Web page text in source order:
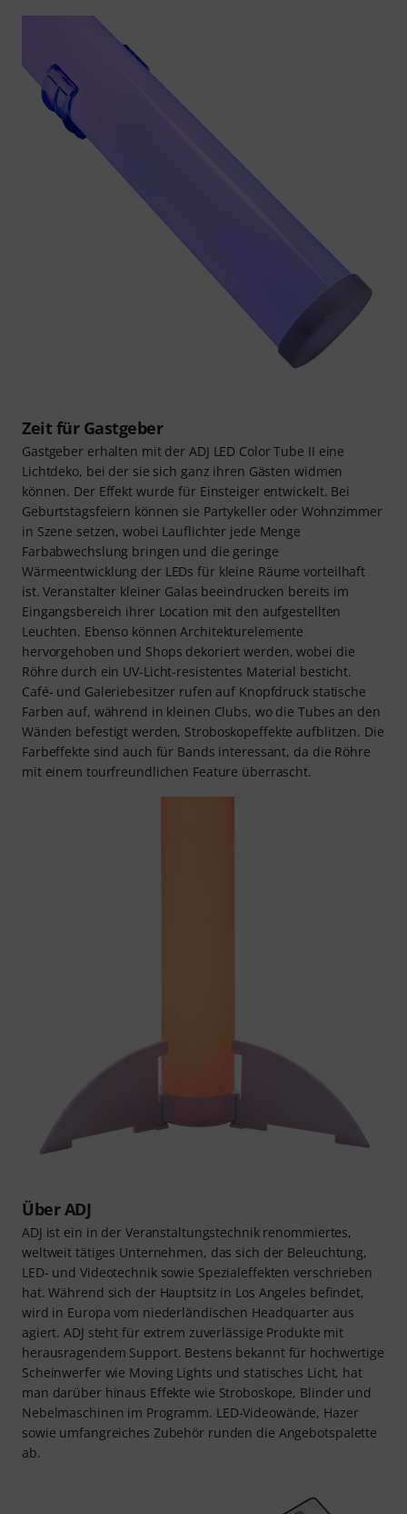
Zeit für Gastgeber
Gastgeber erhalten mit der ADJ LED Color Tube II eine
Lichtdeko, bei der sie sich ganz ihren Gästen widmen
können. Der Effekt wurde für Einsteiger entwickelt. Bei
Geburtstagsfeiern können sie Partykeller oder Wohnzimmer
in Szene setzen, wobei Lauflichter jede Menge
Farbabwechslung bringen und die geringe
Wärmeentwicklung der LEDs für kleine Räume vorteilhaft
ist. Veranstalter kleiner Galas beeindrucken bereits im
Eingangsbereich ihrer Location mit den aufgestellten
Leuchten. Ebenso können Architekturelemente
hervorgehoben und Shops dekoriert werden, wobei die
Röhre durch ein UV-Licht-resistentes Material besticht.
Café- und Galeriebesitzer rufen auf Knopfdruck statische
Farben auf, während in kleinen Clubs, wo die Tubes an den
Wänden befestigt werden, Stroboskopeffekte aufblitzen. Die
Farbeffekte sind auch für Bands interessant, da die Röhre
mit einem tourfreundlichen Feature überrascht.
Über ADJ
ADJ ist ein in der Veranstaltungstechnik renommiertes,
weltweit tätiges Unternehmen, das sich der Beleuchtung,
LED- und Videotechnik sowie Spezialeffekten verschrieben
hat. Während sich der Hauptsitz in Los Angeles befindet,
wird in Europa vom niederländischen Headquarter aus
agiert. ADJ steht für extrem zuverlässige Produkte mit
herausragendem Support. Bestens bekannt für hochwertige
Scheinwerfer wie Moving Lights und statisches Licht, hat
man darüber hinaus Effekte wie Stroboskope, Blinder und
Nebelmaschinen im Programm. LED-Videowände, Hazer
sowie umfangreiches Zubehör runden die Angebotspalette
ab.